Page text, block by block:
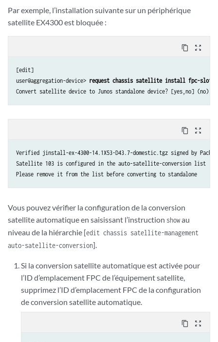
Par exemple, l’installation suivante sur un périphérique
satellite EX4300 est bloquée :
content_copy zoom_out_map
[edit]
user@aggregation-device> request chassis satellite install fpc-slot
Convert satellite device to Junos standalone device? [yes,no] (no)
content_copy zoom_out_map
Verified jinstall-ex-4300-14.1X53-D43.7-domestic.tgz signed by
Satellite 103 is configured in the auto-satellite-conversion list
Please remove it from the list before converting to standalone
Vous pouvez vérifier la configuration de la conversion
satellite automatique en saisissant l’instruction showau
niveau de la hiérarchie [edit chassis satellite-management
auto-satellite-conversion].
Si la conversion satellite automatique est activée pour
l’ID d’emplacement FPC de l’équipement satellite,
supprimez l’ID d’emplacement FPC de la configuration
de conversion satellite automatique.
content_copy zoom_out_map